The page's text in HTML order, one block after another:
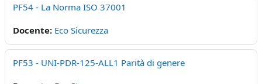
PF54 - La Norma ISO 37001
Docente: Eco Sicurezza
PF53 - UNI-PDR-125-ALL1 Parità di genere